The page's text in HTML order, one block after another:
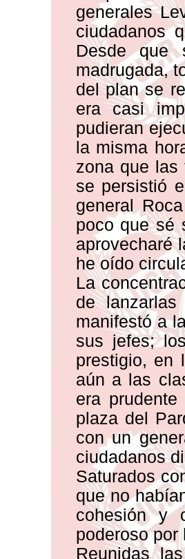
generales
ciudadanos
Desde que
madrugada,
del plan se
era casi
pudieran
la misma
zona que las
se persistió
general
poco que sé
aprovecharé
he oído
La
de
manifestó a
sus jefes;
prestigio, en
aún a las
era
plaza del
con un
ciudadanos
Saturados
que no
cohesión y
poderoso
Reunidas